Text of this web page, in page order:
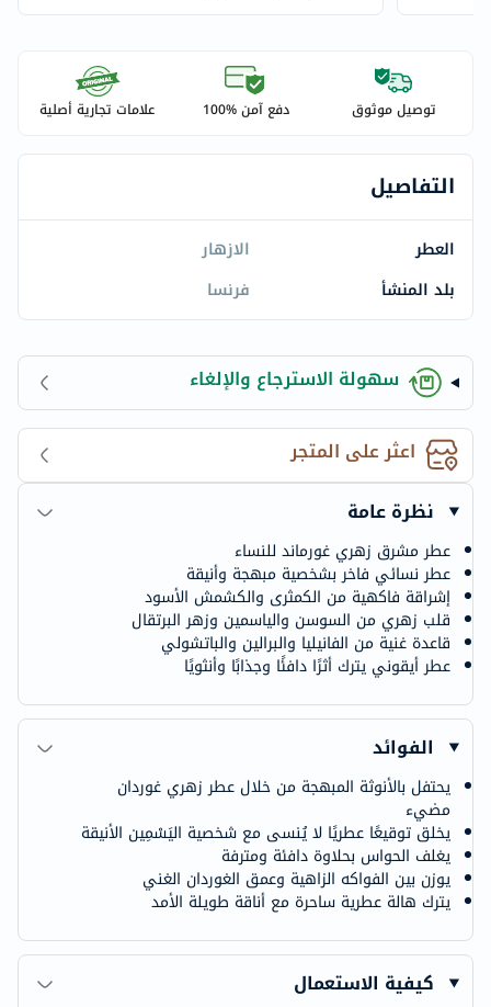
توصيل موثوق دفع آمن %100 علامات تجارية أصلية
التفاصيل
العطر
الازهار
بلد المنشأ
فرنسا
سهولة الاسترجاع والإلغاء
اعثر على المتجر
نظرة عامة
عطر مشرق زهري غورماند للنساء
عطر نسائي فاخر بشخصية مبهجة وأنيقة
إشراقة فاكهية من الكمثرى والكشمش الأسود
قلب زهري من السوسن والياسمين وزهر البرتقال
قاعدة غنية من الفانيليا والبرالين والباتشولي
عطر أيقوني يترك أثرًا دافئًا وجذابًا وأنثويًا
الفوائد
يحتفل بالأنوثة المبهجة من خلال عطر زهري غوردان
مضيء
يخلق توقيعًا عطريًا لا يُنسى مع شخصية اليَسْمِين الأنيقة
يغلف الحواس بحلاوة دافئة ومترفة
يوزن بين الفواكه الزاهية وعمق الغوردان الغني
يترك هالة عطرية ساحرة مع أناقة طويلة الأمد
كيفية الاستعمال